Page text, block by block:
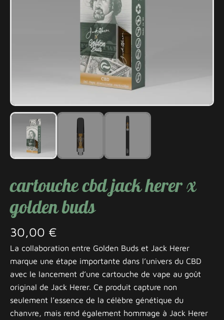
cartouche cbd jack herer x
golden buds
30,00 €
La collaboration entre Golden Buds et Jack Herer
marque une étape importante dans l’univers du CBD
avec le lancement d’une cartouche de vape au goût
original de Jack Herer. Ce produit capture non
seulement l’essence de la célèbre génétique du
chanvre, mais rend également hommage à Jack Herer